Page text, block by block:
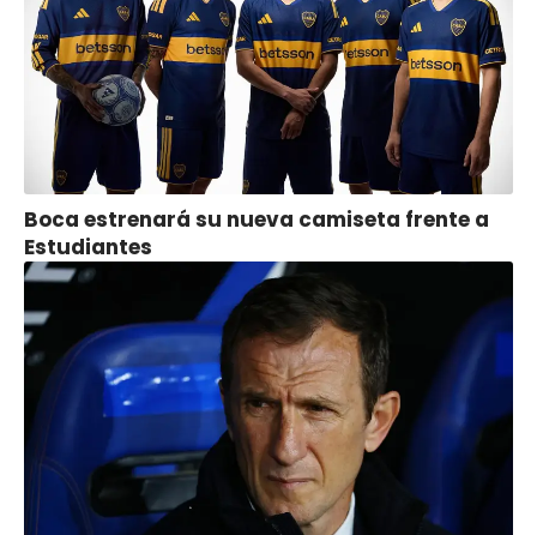
Boca estrenará su nueva camiseta frente a
Estudiantes